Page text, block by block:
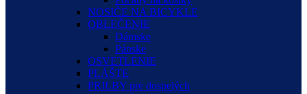
NOSIČE NA BICYKLE
OBLEČENIE
Dámske
Pánske
OSVETLENIE
PLÁŠTE
PRILBY pre dospelých